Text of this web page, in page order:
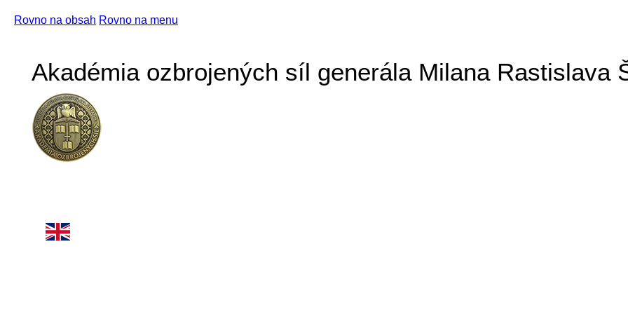
Rovno na obsah Rovno na menu
Akadémia ozbrojených síl generála Milana Rastislava